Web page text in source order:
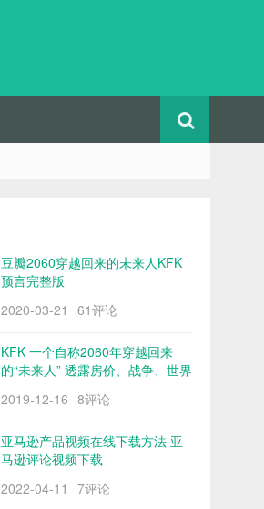
豆瓣2060穿越回来的未来人KFK
预言完整版
2020-03-21
61评论
KFK 一个自称2060年穿越回来
的“未来人” 透露房价、战争、世界
2019-12-16 8评论
亚马逊产品视频在线下载方法 亚
马逊评论视频下载
2022-04-11
7评论